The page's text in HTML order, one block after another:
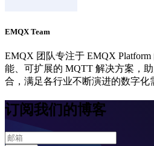
EMQX Team
EMQX 团队专注于 EMQX
能、可扩展的 MQTT 解决方案，
合，满足各行业不断演进的数字化
订阅我们的博客